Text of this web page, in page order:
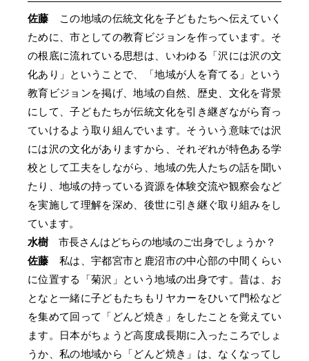
佐藤 この地域の伝統文化を子どもたちへ伝えていく
ために、市としての教育ビジョンを作っています。そ
の根底に流れている思想は、いわゆる「沢には沢の文
化あり」ということで、「地域が人を育てる」という
教育ビジョンを掲げ、地域の自然、歴史、文化を背景
にして、子どもたちが伝統文化を引き継ぎながら育っ
ていけるよう取り組んでいます。そういう意味では沢
には沢の文化がありますから、それぞれが特色ある学
校として工夫をしながら、地域の先人たちの話を聞い
たり、地域の持っている資源を体験交流や観察会など
を実施して理解を深め、後世に引き継ぐ取り組みをし
ています。
水樹市長さんはどちらの地域のご出身でしょうか？
佐藤 私は、宇都宮市と鹿沼市の中心部の中間くらい
に位置する「菊沢」という地域の出身です。昔は、お
となと一緒に子どもたちもリヤカーをひいて門松など
を集めて回って「どんど焼き」をしたことを覚えてい
ます。日本がちょうど高度成長期に入ったころでしょ
うか、私の地域から「どんど焼き」は、なくなってし